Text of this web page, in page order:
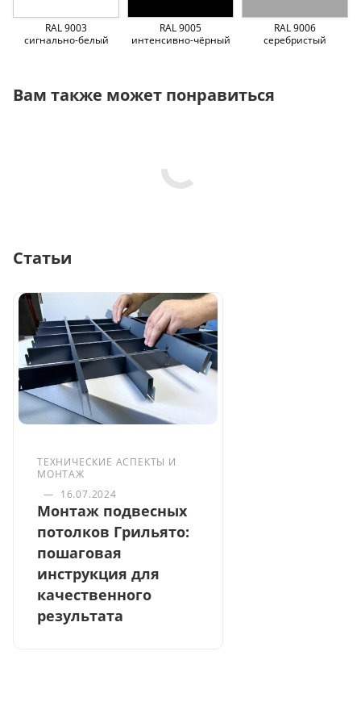
RAL 9003
сигнально-белый
RAL 9005
интенсивно-чёрный
RAL 9006
серебристый
Вам также может понравиться
Статьи
ТЕХНИЧЕСКИЕ АСПЕКТЫ И
МОНТАЖ
— 16.07.2024
Монтаж подвесных
потолков Грильято:
пошаговая
инструкция для
качественного
результата